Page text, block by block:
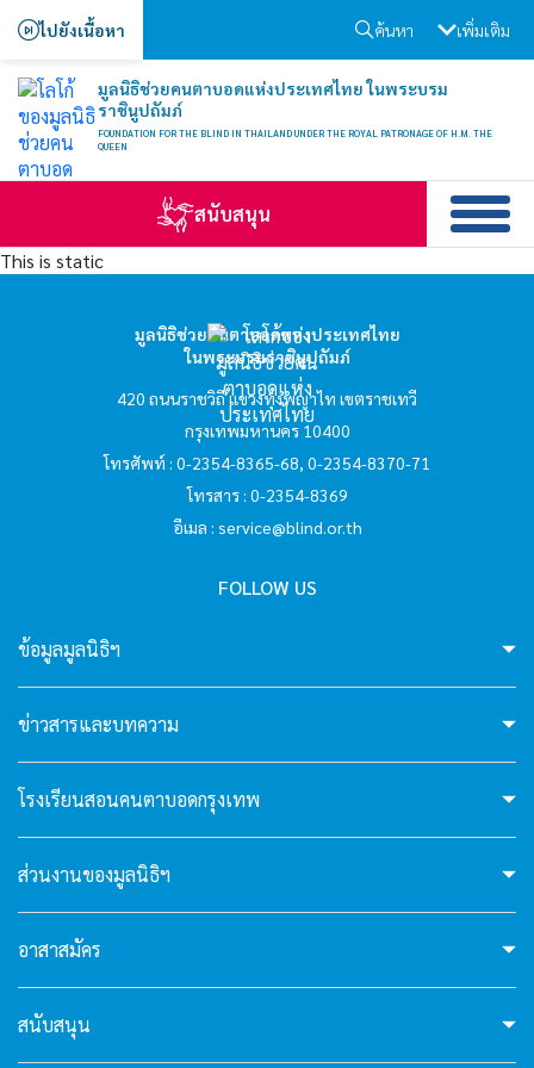
ไปยังเนื้อหา ค้นหา เพิ่มเติม
มูลนิธิช่วยคนตาบอดแห่งประเทศไทย ในพระบรม
ราชินูปถัมภ์
FOUNDATION FOR THE BLIND IN THAILAND UNDER THE ROYAL PATRONAGE OF H.M. THE
QUEEN
สนับสนุน
This is static
มูลนิธิช่วยคนตาบอดแห่งประเทศไทย
ในพระบรมราชินูปถัมภ์
420 ถนนราชวิถี แขวงทุ่งพญาไท เขตราชเทวี
กรุงเทพมหานคร 10400
โทรศัพท์ : 0-2354-8365-68, 0-2354-8370-71
โทรสาร : 0-2354-8369
อีเมล : service@blind.or.th
FOLLOW US
ข้อมูลมูลนิธิฯ
ข่าวสารและบทความ
โรงเรียนสอนคนตาบอดกรุงเทพ
ส่วนงานของมูลนิธิฯ
อาสาสมัคร
สนับสนุน
hello1
I'm your AI Assistant! Curious about this
website? Ask me anything!
I'm your AI Assistant! Curious about this
I'm your AI Assistant! Curious about this
website? Ask me anything!
I'm your AI Assistant! Curious about this
website? Ask me anything!
website? Ask me anything!